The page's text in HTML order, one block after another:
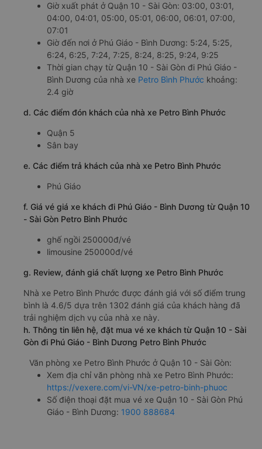
Giờ xuất phát ở Quận 10 - Sài Gòn: 03:00, 03:01,
04:00, 04:01, 05:00, 05:01, 06:00, 06:01, 07:00,
07:01
Giờ đến nơi ở Phú Giáo - Bình Dương: 5:24, 5:25,
6:24, 6:25, 7:24, 7:25, 8:24, 8:25, 9:24, 9:25
Thời gian chạy từ Quận 10 - Sài Gòn đi Phú Giáo -
Bình Dương của nhà xe Petro Bình Phước khoảng:
2.4 giờ
d. Các điểm đón khách của nhà xe Petro Bình Phước
Quận 5
Sân bay
e. Các điểm trả khách của nhà xe Petro Bình Phước
Phú Giáo
f. Giá vé giá xe khách đi Phú Giáo - Bình Dương từ Quận 10
- Sài Gòn Petro Bình Phước
ghế ngồi 250000đ/vé
limousine 250000đ/vé
g. Review, đánh giá chất lượng xe Petro Bình Phước
Nhà xe Petro Bình Phước được đánh giá với số điểm trung
bình là 4.6/5 dựa trên 1302 đánh giá của khách hàng đã
trải nghiệm dịch vụ của nhà xe này.
h. Thông tin liên hệ, đặt mua vé xe khách từ Quận 10 - Sài
Gòn đi Phú Giáo - Bình Dương Petro Bình Phước
Văn phòng xe Petro Bình Phước ở Quận 10 - Sài Gòn:
Xem địa chỉ văn phòng nhà xe Petro Bình Phước:
https://vexere.com/vi-VN/xe-petro-binh-phuoc
Số điện thoại đặt mua vé xe Quận 10 - Sài Gòn Phú
Giáo - Bình Dương: 1900 888684